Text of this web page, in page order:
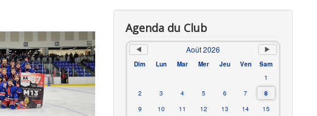
Agenda du Club
Août 2026
Dim Lun Mar Mer Jeu Ven
Sam
1
2
3 4 5 6 7
8
9
10 11 12 13 14
15